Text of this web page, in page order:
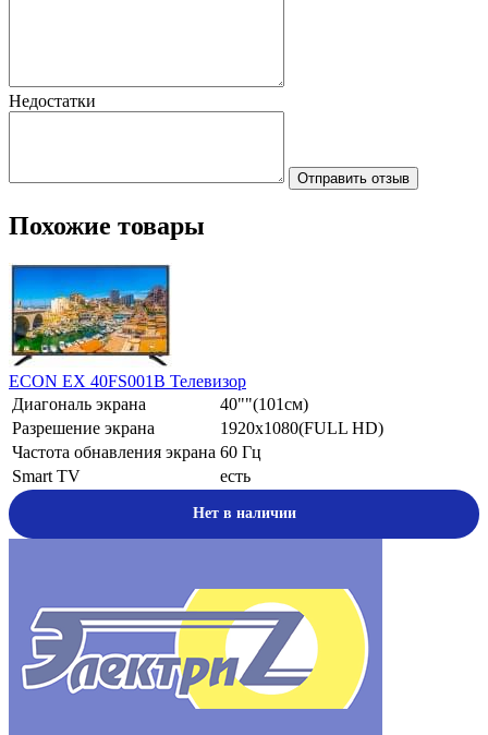
Недостатки
Отправить отзыв
Похожие товары
ECON EX 40FS001B Телевизор
Диагональ экрана
40""(101см)
Разрешение экрана
1920х1080(FULL HD)
Частота обнавления экрана 60 Гц
Smart TV
есть
Нет в наличии